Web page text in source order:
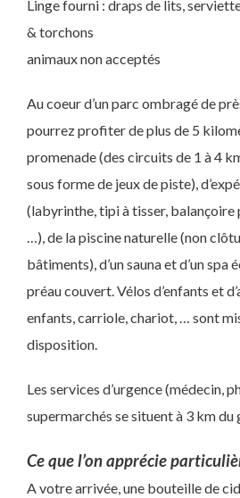
Linge fourni : draps de lits,
& torchons
animaux non acceptés
Au coeur d’un parc ombragé de
pourrez profiter de plus de 5
promenade (des circuits de 1 à 4
sous forme de jeux de piste),
(labyrinthe, tipi à tisser,
…), de la piscine naturelle (non
bâtiments), d’un sauna et d’un spa
préau couvert. Vélos d’enfants et
enfants, carriole, chariot, … sont
disposition.
Les services d’urgence (médecin,
supermarchés se situent à 3 km du
Ce que l’on apprécie
A votre arrivée, une bouteille de